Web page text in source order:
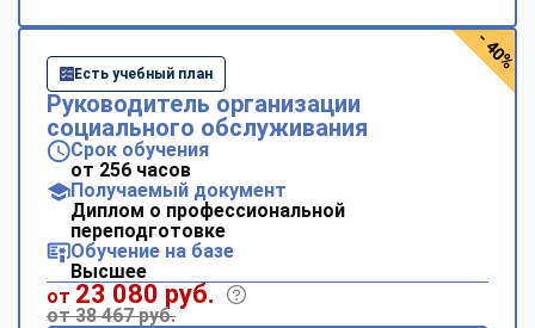
Есть учебный план
Руководитель организации
социального обслуживания
Срок обучения
от 256 часов
Получаемый документ
Диплом о профессиональной
переподготовке
Обучение на базе
Высшее
от 23 080 руб.
от 38 467 руб.
- 40%